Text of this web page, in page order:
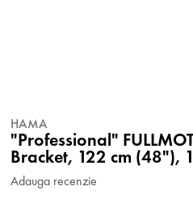
HAMA
"Professional"
Bracket, 122 cm (48"),
Adauga recenzie